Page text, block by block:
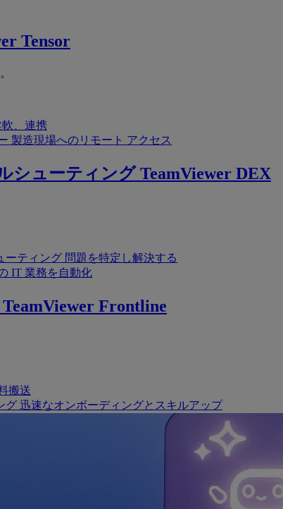
Tensor
、連携
製造現場へのリモート アクセス
シューティング TeamViewer DEX
ーティング 問題を特定し解決する
IT 業務を自動化
TeamViewer Frontline
搬送
グ 迅速なオンボーディングとスキルアップ